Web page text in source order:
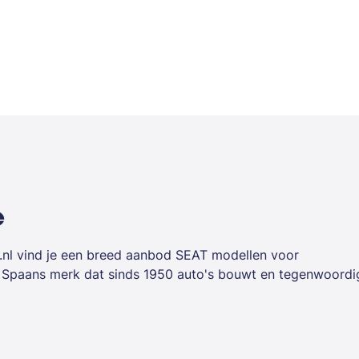
vind je een breed aanbod SEAT modellen voor
Spaans merk dat sinds 1950 auto's bouwt en
om sportief design, praktische inrichting en een
je in een SEAT zonder grote investering vooraf en